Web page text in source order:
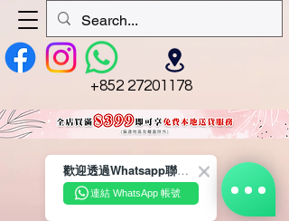
+852 27201178
歡迎透過Whatsapp聯絡我們☺️~
連結 WhatsApp 帳號